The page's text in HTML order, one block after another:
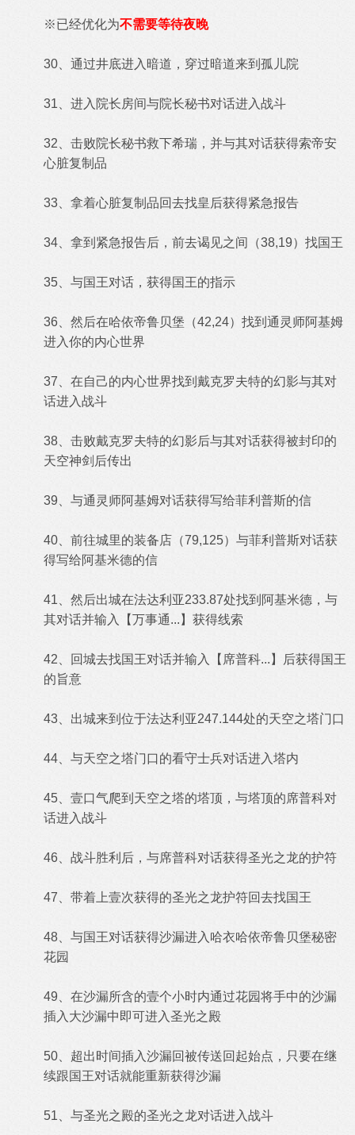
※已经优化为不需要等待夜晚
30、通过井底进入暗道，穿过暗道来到孤儿院
31、进入院长房间与院长秘书对话进入战斗
32、击败院长秘书救下希瑞，并与其对话获得索帝安
心脏复制品
33、拿着心脏复制品回去找皇后获得紧急报告
34、拿到紧急报告后，前去谒见之间（38,19）找国王
35、与国王对话，获得国王的指示
36、然后在哈依帝鲁贝堡（42,24）找到通灵师阿基姆
进入你的内心世界
37、在自己的内心世界找到戴克罗夫特的幻影与其对
话进入战斗
38、击败戴克罗夫特的幻影后与其对话获得被封印的
天空神剑后传出
39、与通灵师阿基姆对话获得写给菲利普斯的信
40、前往城里的装备店（79,125）与菲利普斯对话获
得写给阿基米德的信
41、然后出城在法达利亚233.87处找到阿基米德，与
其对话并输入【万事通...】获得线索
42、回城去找国王对话并输入【席普科...】后获得国王
的旨意
43、出城来到位于法达利亚247.144处的天空之塔门口
44、与天空之塔门口的看守士兵对话进入塔内
45、壹口气爬到天空之塔的塔顶，与塔顶的席普科对
话进入战斗
46、战斗胜利后，与席普科对话获得圣光之龙的护符
47、带着上壹次获得的圣光之龙护符回去找国王
48、与国王对话获得沙漏进入哈衣哈依帝鲁贝堡秘密
花园
49、在沙漏所含的壹个小时内通过花园将手中的沙漏
插入大沙漏中即可进入圣光之殿
50、超出时间插入沙漏回被传送回起始点，只要在继
续跟国王对话就能重新获得沙漏
51、与圣光之殿的圣光之龙对话进入战斗